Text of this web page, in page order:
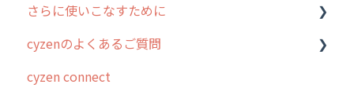
3. cyzenの位置情報取得について
4. cyzen利用前の準備：システム管理者編
5. 基本的な使い方：システム管理者編
行動管理
予定管理
スポット
ホーム画面
スポット
報告閲覧
行動管理
勤怠管理
予定管理
さらに使いこなすために
はじめに
スポット・ステータス関連オプション
cyzenのよくあるご質問
ログインについて
cyzen connect